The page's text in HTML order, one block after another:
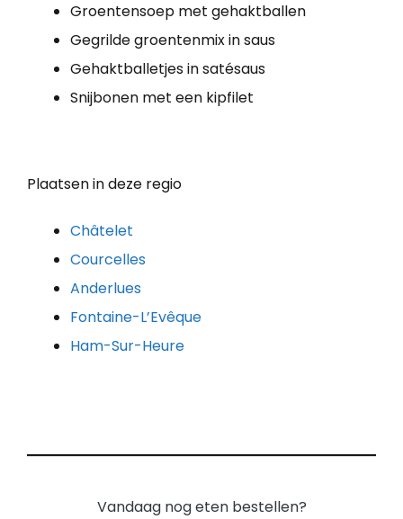
Groentensoep met gehaktballen
Gegrilde groentenmix in saus
Gehaktballetjes in satésaus
Snijbonen met een kipfilet
Plaatsen in deze regio
Châtelet
Courcelles
Anderlues
Fontaine-L’Evêque
Ham-Sur-Heure
Vandaag nog eten bestellen?